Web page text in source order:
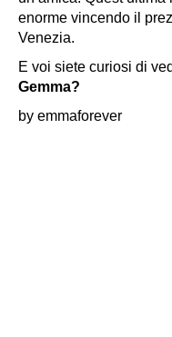
enorme vincendo il
Venezia.
E voi siete curiosi di
Gemma?
by emmaforever